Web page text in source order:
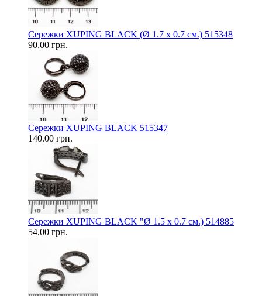
Сережки XUPING BLACK (Ø 1.7 х 0.7 см.) 515348
90.00 грн.
Сережки XUPING BLACK 515347
140.00 грн.
Сережки XUPING BLACK "Ø 1.5 х 0.7 см.) 514885
54.00 грн.